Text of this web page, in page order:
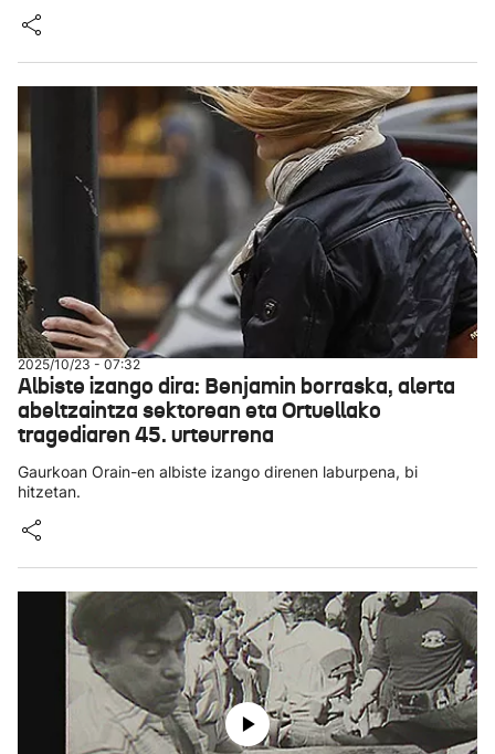
2025/10/23 - 07:32
Albiste izango dira: Benjamin borraska, alerta
abeltzaintza sektorean eta Ortuellako
tragediaren 45. urteurrena
Gaurkoan Orain-en albiste izango direnen laburpena, bi
hitzetan.